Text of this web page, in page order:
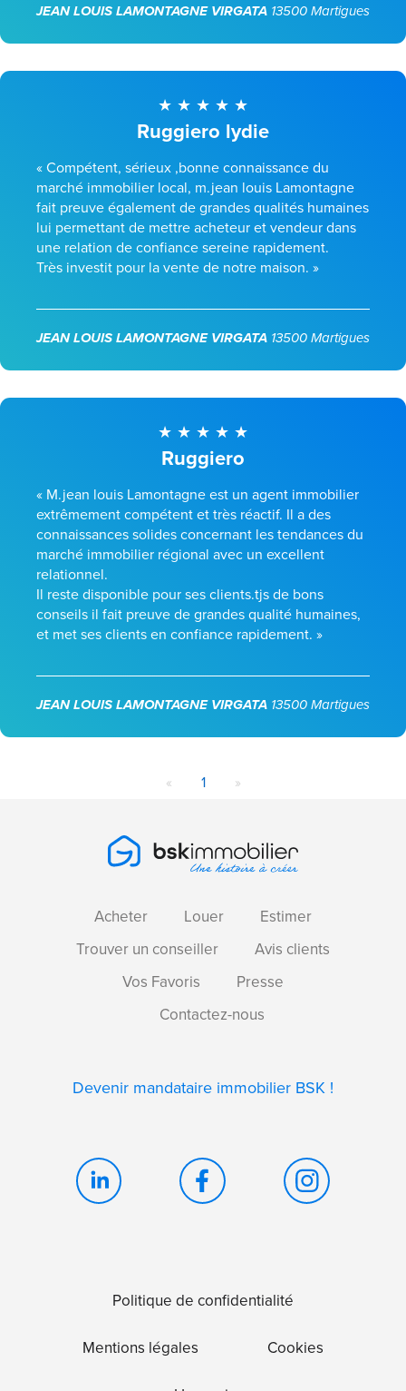
JEAN LOUIS LAMONTAGNE VIRGATA 13500 Martigues
Ruggiero lydie
« Compétent, sérieux ,bonne connaissance du
marché immobilier local, m.jean louis Lamontagne
fait preuve également de grandes qualités humaines
lui permettant de mettre acheteur et vendeur dans
une relation de confiance sereine rapidement.
Très investit pour la vente de notre maison. »
JEAN LOUIS LAMONTAGNE VIRGATA 13500 Martigues
Ruggiero
« M.jean louis Lamontagne est un agent immobilier
extrêmement compétent et très réactif. Il a des
connaissances solides concernant les tendances du
marché immobilier régional avec un excellent
relationnel.
Il reste disponible pour ses clients.tjs de bons
conseils il fait preuve de grandes qualité humaines,
et met ses clients en confiance rapidement. »
JEAN LOUIS LAMONTAGNE VIRGATA 13500 Martigues
« 1 »
Acheter Louer
Estimer
Trouver un conseiller
Avis clients
Vos Favoris
Presse
Contactez-nous
Devenir mandataire immobilier BSK !
Politique de confidentialité
Mentions légales Cookies